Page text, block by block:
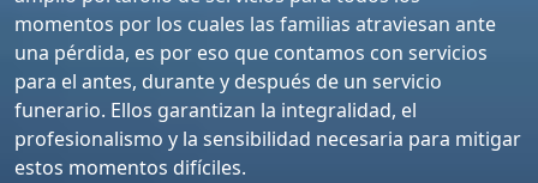
momentos por los cuales las familias atraviesan ante
una pérdida, es por eso que contamos con servicios
para el antes, durante y después de un servicio
funerario. Ellos garantizan la integralidad, el
profesionalismo y la sensibilidad necesaria para mitigar
estos momentos difíciles.